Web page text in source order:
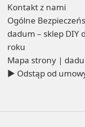
Kontakt z nami
Ogólne
dadum – sklep DIY
roku
Mapa strony |
▶ Odstąp od